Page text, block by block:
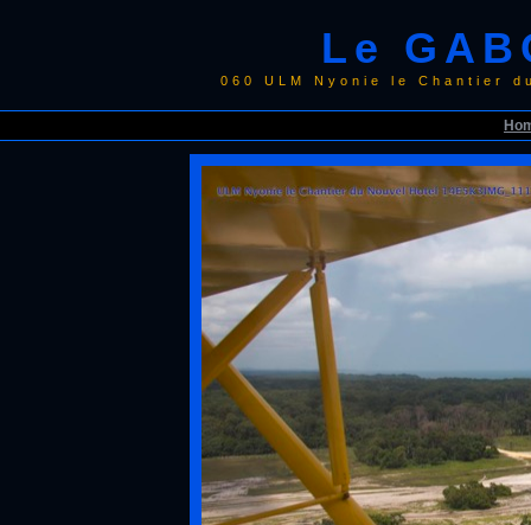
Le
060 ULM Nyonie le Chantier